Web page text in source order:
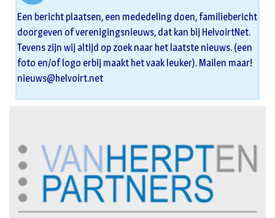
Een bericht plaatsen, een mededeling doen, familiebericht
doorgeven of verenigingsnieuws, dat kan bij HelvoirtNet.
Tevens zijn wij altijd op zoek naar het laatste nieuws. (een
foto en/of logo erbij maakt het vaak leuker). Mailen maar!
nieuws@helvoirt.net